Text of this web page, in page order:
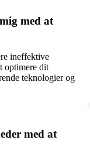
med at
ineffektive
optimere dit
teknologier og
med at